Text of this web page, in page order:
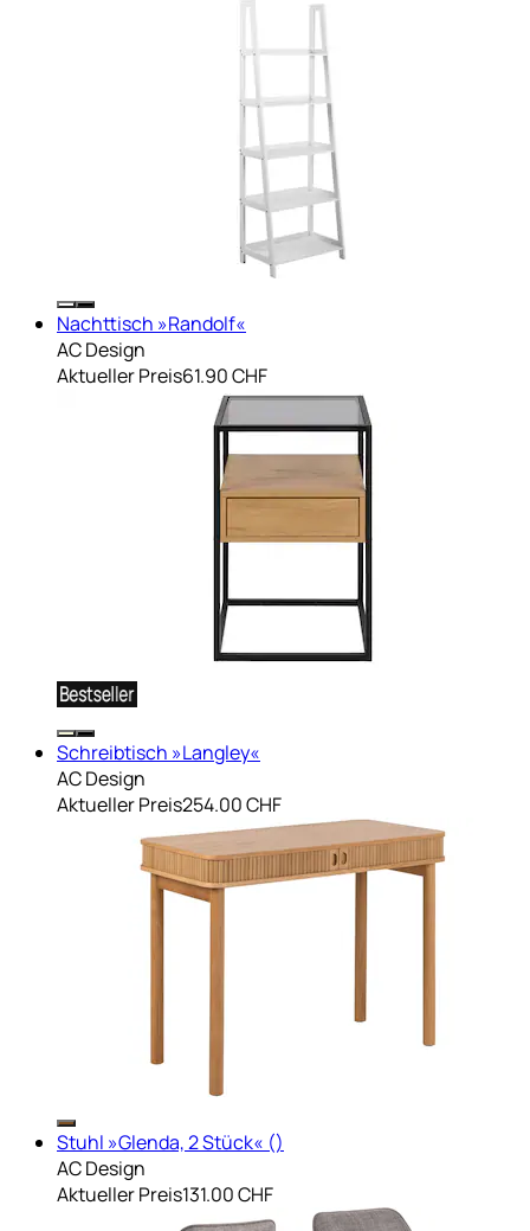
Nachttisch »Randolf«
AC Design
Aktueller Preis61.90 CHF
Schreibtisch »Langley«
AC Design
Aktueller Preis254.00 CHF
Stuhl »Glenda, 2 Stück« ()
AC Design
Aktueller Preis131.00 CHF